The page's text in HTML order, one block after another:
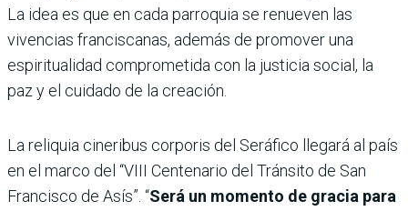
La idea es que en cada parroquia se renueven las
vivencias franciscanas, además de promover una
espiritualidad comprometida con la justicia social, la
paz y el cuidado de la creación.
La reliquia cineribus corporis del Seráfico llegará al país
en el marco del “VIII Centenario del Tránsito de San
Francisco de Asís”. “Será un momento de gracia para